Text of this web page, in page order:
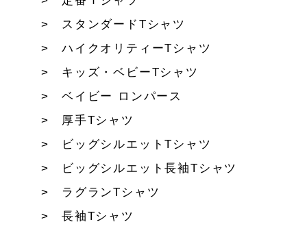
スタンダードTシャツ
ハイクオリティーTシャツ
キッズ・ベビーTシャツ
ベイビー ロンパース
厚手Tシャツ
ビッグシルエットTシャツ
ビッグシルエット長袖Tシャツ
ラグランTシャツ
長袖Tシャツ